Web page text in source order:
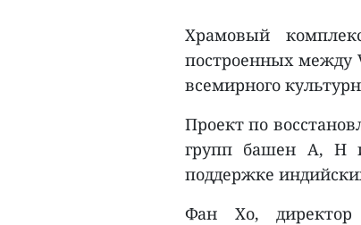
Храмовый
построенных
всемирного
Проект по
групп башен A, H
поддержке
Фан Хо, директор